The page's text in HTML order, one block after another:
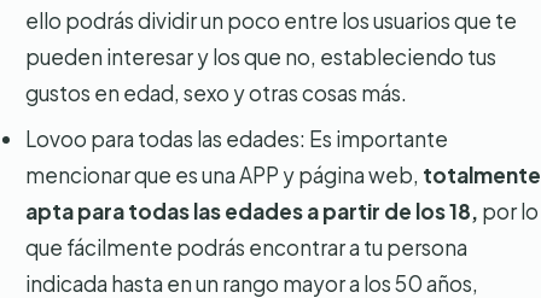
ello podrás dividir un poco entre los usuarios que te
pueden interesar y los que no, estableciendo tus
gustos en edad, sexo y otras cosas más.
Lovoo para todas las edades: Es importante
mencionar que es una APP y página web, totalmente
apta para todas las edades a partir de los 18, por lo
que fácilmente podrás encontrar a tu persona
indicada hasta en un rango mayor a los 50 años,